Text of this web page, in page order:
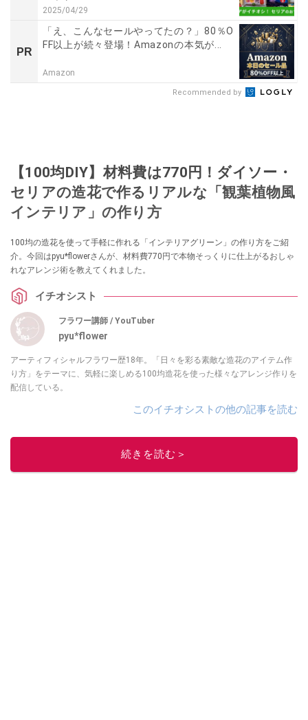
2025/04/29
PR
「え、こんなセールやってたの？」80％O
FF以上が続々登場！Amazonの本気が...
Amazon
Recommended by
【100均DIY】材料費は770円！ダイソー・
セリアの造花で作るリアルな「観葉植物風
インテリア」の作り方
100均の造花を使って手軽に作れる「インテリアグリーン」の作り方をご紹
介。今回はpyu*flowerさんが、材料費770円で本物そっくりに仕上がるおしゃ
れなアレンジ術を教えてくれました。
イチオシスト
フラワー講師 / YouTuber
pyu*flower
アーティフィシャルフラワー歴18年。「日々を彩る素敵な造花のアイテム作
り方」をテーマに、気軽に楽しめる100均造花を使った様々なアレンジ作りを
配信している。
このイチオシストの他の記事を読む
続きを読む＞